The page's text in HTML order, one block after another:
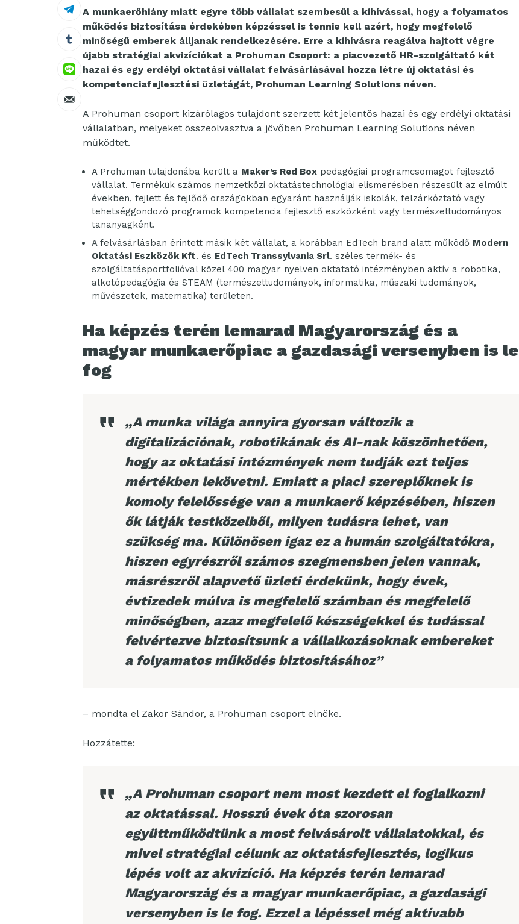
A munkaerőhiány miatt egyre több vállalat szembesül a kihívással, hogy a folyamatos
működés biztosítása érdekében képzéssel is tennie kell azért, hogy megfelelő
minőségű emberek álljanak rendelkezésére. Erre a kihívásra reagálva hajtott végre
újabb stratégiai akvizíciókat a Prohuman Csoport: a piacvezető HR-szolgáltató két
hazai és egy erdélyi oktatási vállalat felvásárlásával hozza létre új oktatási és
kompetenciafejlesztési üzletágát, Prohuman Learning Solutions néven.
A Prohuman csoport kizárólagos tulajdont szerzett két jelentős hazai és egy erdélyi oktatási
vállalatban, melyeket összeolvasztva a jövőben Prohuman Learning Solutions néven
működtet.
A Prohuman tulajdonába került a Maker’s Red Box pedagógiai programcsomagot fejlesztő
vállalat. Termékük számos nemzetközi oktatástechnológiai elismerésben részesült az elmúlt
években, fejlett és fejlődő országokban egyaránt használják iskolák, felzárkóztató vagy
tehetséggondozó programok kompetencia fejlesztő eszközként vagy természettudományos
tananyagként.
A felvásárlásban érintett másik két vállalat, a korábban EdTech brand alatt működő Modern
Oktatási Eszközök Kft. és EdTech Transsylvania Srl. széles termék- és
szolgáltatásportfolióval közel 400 magyar nyelven oktatató intézményben aktív a robotika,
alkotópedagógia és STEAM (természettudományok, informatika, műszaki tudományok,
művészetek, matematika) területen.
Ha képzés terén lemarad Magyarország és a
magyar munkaerőpiac a gazdasági versenyben is le
fog
„A munka világa annyira gyorsan változik a
digitalizációnak, robotikának és AI-nak köszönhetően,
hogy az oktatási intézmények nem tudják ezt teljes
mértékben lekövetni. Emiatt a piaci szereplőknek is
komoly felelőssége van a munkaerő képzésében, hiszen
ők látják testközelből, milyen tudásra lehet, van
szükség ma. Különösen igaz ez a humán szolgáltatókra,
hiszen egyrészről számos szegmensben jelen vannak,
másrészről alapvető üzleti érdekünk, hogy évek,
évtizedek múlva is megfelelő számban és megfelelő
minőségben, azaz megfelelő készségekkel és tudással
felvértezve biztosítsunk a vállalkozásoknak embereket
a folyamatos működés biztosításához”
– mondta el Zakor Sándor, a Prohuman csoport elnöke.
Hozzátette:
„A Prohuman csoport nem most kezdett el foglalkozni
az oktatással. Hosszú évek óta szorosan
együttműködtünk a most felvásárolt vállalatokkal, és
mivel stratégiai célunk az oktatásfejlesztés, logikus
lépés volt az akvizíció. Haképzés terén lemarad
Magyarország és a magyar munkaerőpiac, a gazdasági
versenyben is le fog. Ezzel a lépéssel még aktívabb